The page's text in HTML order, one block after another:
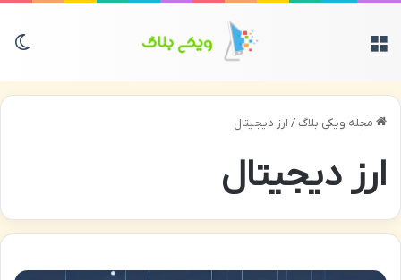
مجله ویکی بلاگ/ ارز دیجیتال
ارز دیجیتال